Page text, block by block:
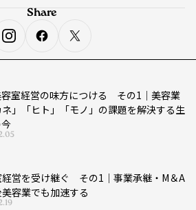
室経営の味方につける その1｜美容業
」「ヒト」「モノ」の課題を解決する生
経営を受け継ぐ その1｜事業承継・M＆A
容業でも加速する
Share